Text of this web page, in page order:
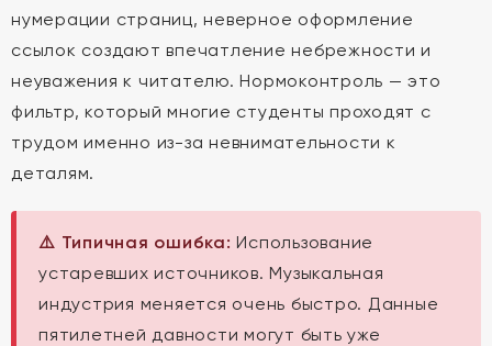
нумерации страниц, неверное оформление
ссылок создают впечатление небрежности и
неуважения к читателю. Нормоконтроль — это
фильтр, который многие студенты проходят с
трудом именно из-за невнимательности к
деталям.
⚠️ Типичная ошибка: Использование
устаревших источников. Музыкальная
индустрия меняется очень быстро. Данные
пятилетней давности могут быть уже